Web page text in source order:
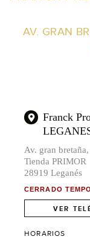
AV. GRAN
Franck
Av. gran
Tienda PRIMOR
28919 Leganés
CERRADO
VER
HORARIOS